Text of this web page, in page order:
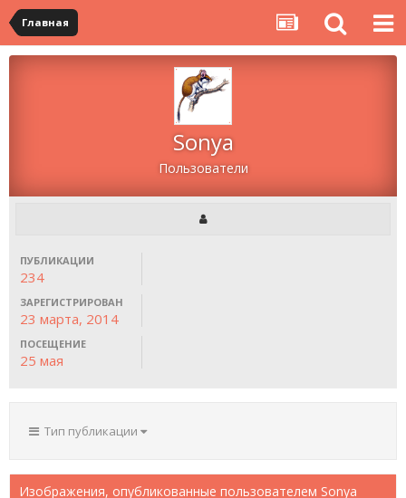
Главная
Sonya
Пользователи
ПУБЛИКАЦИИ
234
ЗАРЕГИСТРИРОВАН
23 марта, 2014
ПОСЕЩЕНИЕ
25 мая
Тип публикации
Изображения, опубликованные пользователем Sonya